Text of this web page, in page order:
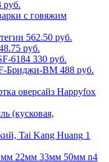
руб.
562.50 руб.
руб.
330 руб.
488 руб.
1